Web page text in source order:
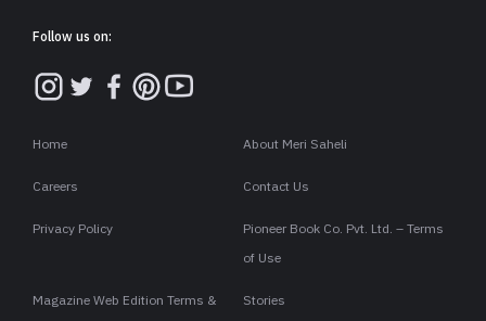
Follow us on:
Home About Meri Saheli
Careers Contact Us
Privacy Policy
Pioneer Book Co. Pvt. Ltd. – Terms
of Use
Magazine Web Edition Terms &
Stories